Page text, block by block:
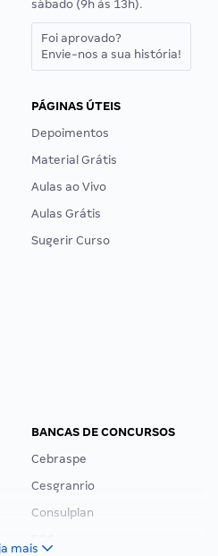
sábado (9h às 13h).
Foi aprovado?
Envie-nos a sua história!
PÁGINAS ÚTEIS
Depoimentos
Material Grátis
Aulas ao Vivo
Aulas Grátis
Sugerir Curso
BANCAS DE CONCURSOS
Cebraspe
Cesgranrio
Consulplan
mais